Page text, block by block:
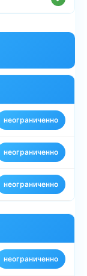
неограниченно
неограниченно
неограниченно
неограниченно